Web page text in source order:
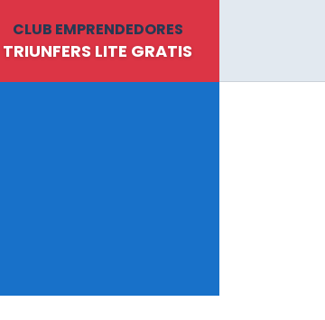
CLUB EMPRENDEDORES
TRIUNFERS LITE GRATIS